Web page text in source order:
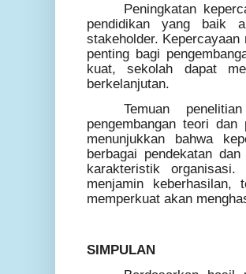
Peningkatan
pendidikan yang baik
stakeholder.
penting bagi
kuat, sekolah dapat
berkelanjutan.
Temuan
pengembangan teori
menunjukkan bahwa
berbagai pendekatan
karakteristik
menjamin keberhasilan,
memperkuat akan
SIMPULAN